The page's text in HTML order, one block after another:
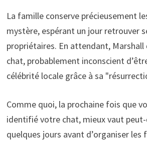
La famille conserve précieusement
mystère, espérant un jour retrouver
propriétaires. En attendant, Marshall
chat, probablement inconscient
célébrité locale grâce à sa
Comme quoi, la prochaine fois que
identifié votre chat, mieux vaut
quelques jours avant d’organiser les